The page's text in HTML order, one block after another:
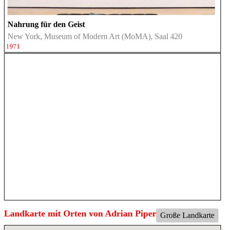
Nahrung für den Geist
New York, Museum of Modern Art (MoMA), Saal 420
1971
Große Landkarte
Landkarte mit Orten von Adrian Piper